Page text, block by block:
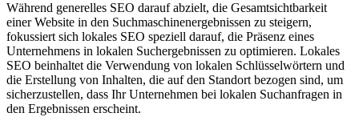
Während generelles SEO darauf abzielt, die Gesamtsichtbarkeit
einer Website in den Suchmaschinenergebnissen zu steigern,
fokussiert sich lokales SEO speziell darauf, die Präsenz eines
Unternehmens in lokalen Suchergebnissen zu optimieren. Lokales
SEO beinhaltet die Verwendung von lokalen Schlüsselwörtern und
die Erstellung von Inhalten, die auf den Standort bezogen sind, um
sicherzustellen, dass Ihr Unternehmen bei lokalen Suchanfragen in
den Ergebnissen erscheint.